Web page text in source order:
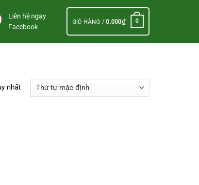
Liên hệ ngay
Facebook
GIỎ HÀNG /0.000₫ 0
nhất